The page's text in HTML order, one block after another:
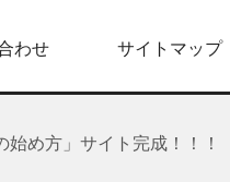
わせ サイトマップ
始め方」サイト完成！！！